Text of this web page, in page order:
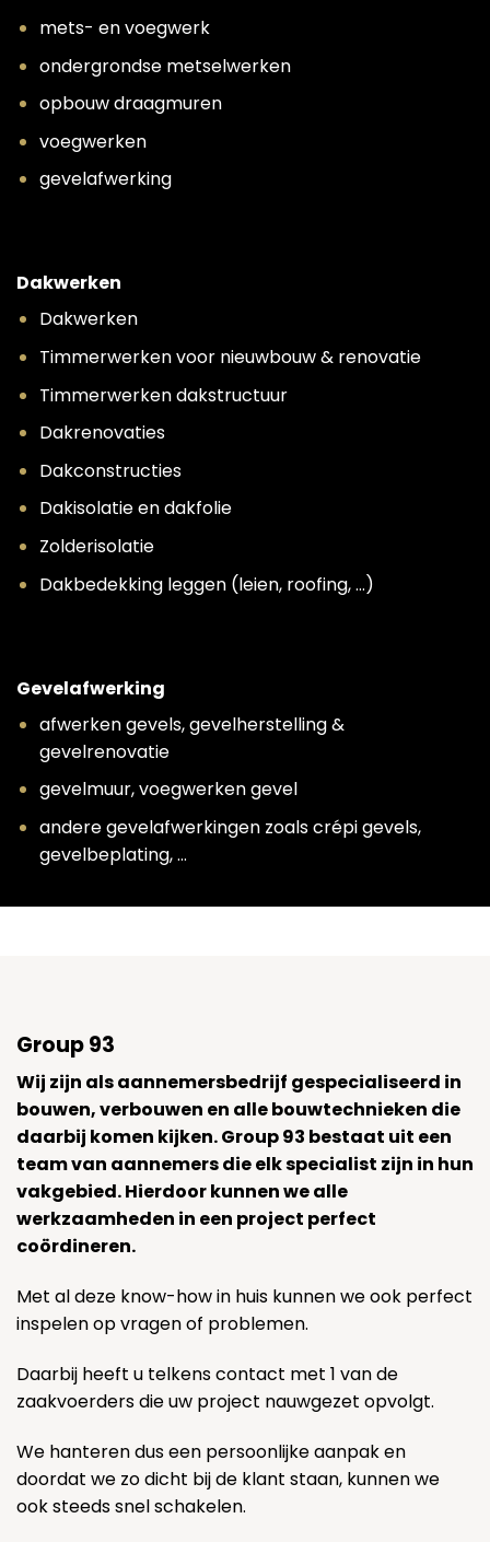
mets- en voegwerk
ondergrondse metselwerken
opbouw draagmuren
voegwerken
gevelafwerking
Dakwerken
Dakwerken
Timmerwerken voor nieuwbouw & renovatie
Timmerwerken dakstructuur
Dakrenovaties
Dakconstructies
Dakisolatie en dakfolie
Zolderisolatie
Dakbedekking leggen (leien, roofing, …)
Gevelafwerking
afwerken gevels, gevelherstelling &
gevelrenovatie
gevelmuur, voegwerken gevel
andere gevelafwerkingen zoals crépi gevels,
gevelbeplating, …
Group 93
Wij zijn als aannemersbedrijf gespecialiseerd in
bouwen, verbouwen en alle bouwtechnieken die
daarbij komen kijken. Group 93 bestaat uit een
team van aannemers die elk specialist zijn in hun
vakgebied. Hierdoor kunnen we alle
werkzaamheden in een project perfect
coördineren.
Met al deze know-how in huis kunnen we ook perfect
inspelen op vragen of problemen.
Daarbij heeft u telkens contact met 1 van de
zaakvoerders die uw project nauwgezet opvolgt.
We hanteren dus een persoonlijke aanpak en
doordat we zo dicht bij de klant staan, kunnen we
ook steeds snel schakelen.